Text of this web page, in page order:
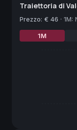
Traiettoria di
Prezzo: € 46 · 1M:
1M